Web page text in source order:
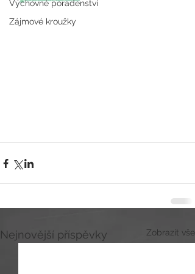
Výchovné poradenství
Zájmové kroužky
Nejnovější příspěvky Zobrazit vše